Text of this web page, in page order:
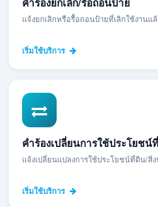
แจ้งยกเลิกหรือรื้อถอนป้ายที่เลิกใช้งานแ
เริ่มใช้บริการ
คำร้องเปลี่ยนการใช้ประโยชน์
แจ้งเปลี่ยนแปลงการใช้ประโยชน์ที่ดิน/สิ่
เริ่มใช้บริการ